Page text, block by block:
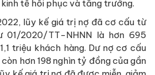
tế hồi phục và tăng trưởng.
lũy kế giá trị nợ đã cơ cấu từ
01/2020/TT-NHNN là hơn 695
triệu khách hàng. Dư nợ cơ cấu
còn hơn 198 nghìn tỷ đồng của gần